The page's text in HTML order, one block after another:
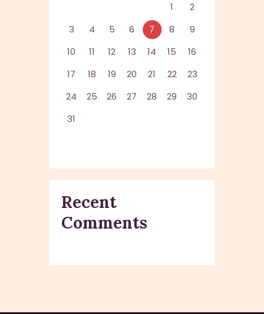
1
2
3
4 5 6 7 8
9
10
11 12 13 14 15
16
17
18 19 20 21 22
23
24
25 26 27 28 29
30
31
Recent
Comments